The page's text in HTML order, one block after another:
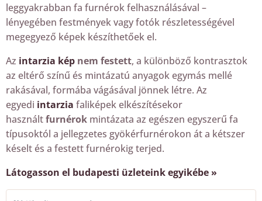
leggyakrabban fa furnérok felhasználásával –
lényegében festmények vagy fotók részletességével
megegyező képek készíthetőek el.
Az intarzia kép nem festett, a különböző kontrasztok
az eltérő színű és mintázatú anyagok egymás mellé
rakásával, formába vágásával jönnek létre. Az
egyedi intarzia faliképek elkészítésekor
használtfurnérok mintázata az egészen egyszerű fa
típusoktól a jellegzetes gyökérfurnérokon át a kétszer
késelt és a festett furnérokig terjed.
Látogasson el budapesti üzleteink egyikébe »